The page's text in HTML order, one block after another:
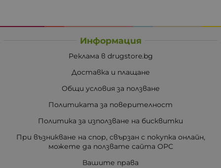
Информация
Реклама в drugstore.bg
Доставка и плащане
Общи условия за ползване
Политиката за поверителност
Политика за използване на бисквитки
При възникване на спор, свързан с покупка онлайн,
можете да ползвате сайта ОРС
Вашите права